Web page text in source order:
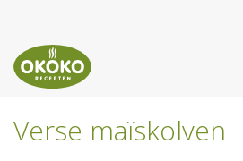
HOME
Verse maïskolven